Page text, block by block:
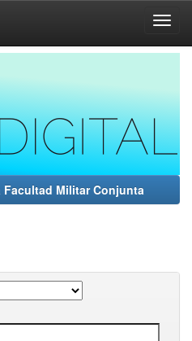
Militar Conjunta